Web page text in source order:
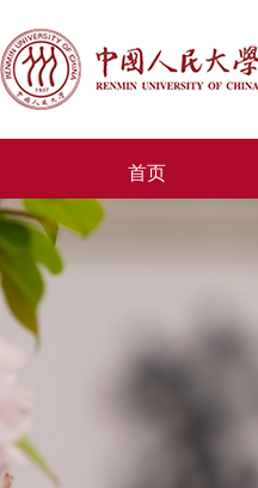
首页